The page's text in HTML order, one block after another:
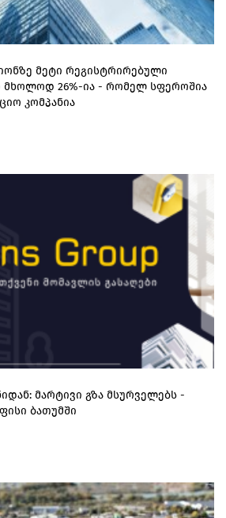
მეტი რეგისტრირებული
მხოლოდ 26%-ია - რომელ სფეროშია
კომპანია
მარტივი გზა მსურველებს -
ბათუმში